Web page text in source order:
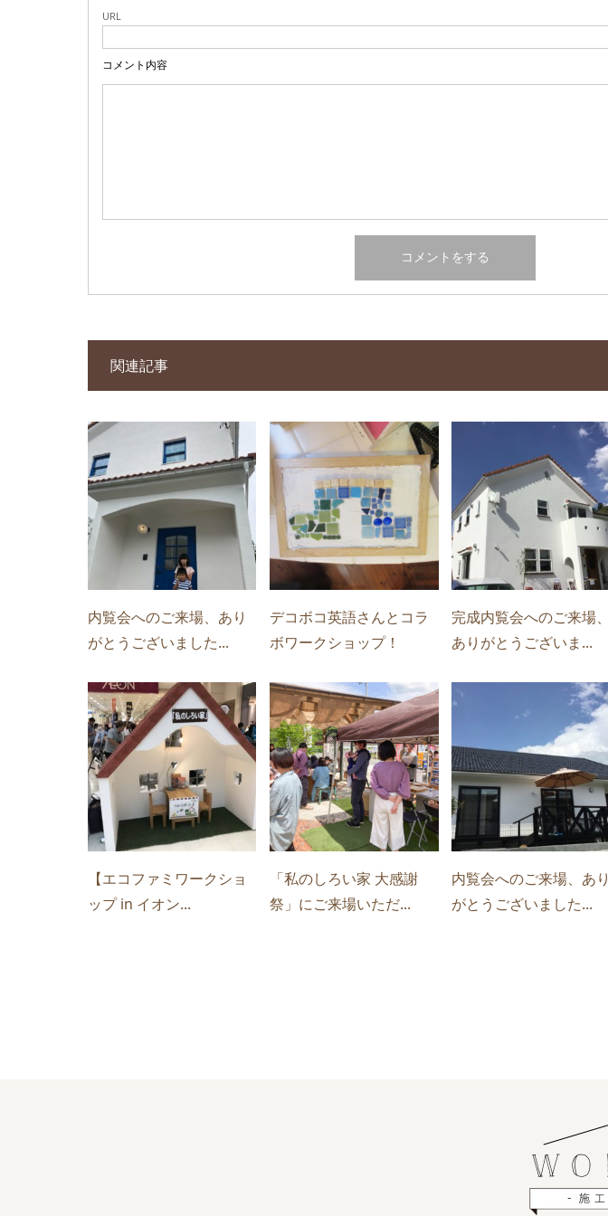
URL
コメント内容
関連記事
内覧会へのご来場、あり
がとうございました...
デコボコ英語さんとコラ
ボワークショップ！
完成内覧会へのご来場、
ありがとうございま...
【エコファミワークショ
ップ in イオン...
「私のしろい家 大感謝
祭」にご来場いただ...
内覧会へのご来場、あり
がとうございました...